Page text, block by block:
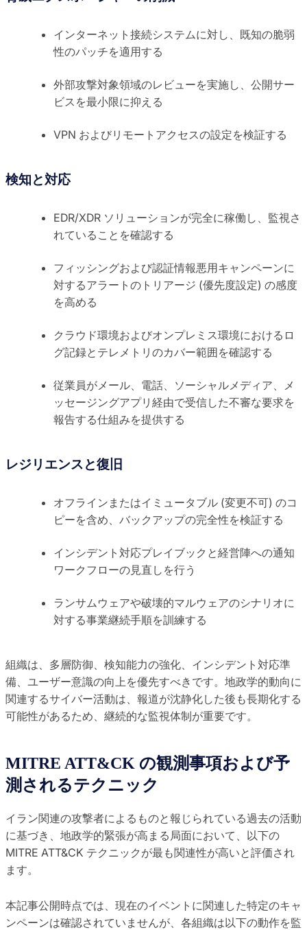
インターネット接続システムに対し、既知の脆弱
性のパッチを適用する
外部攻撃対象領域のレビューを実施し、公開サー
ビスを最小限に抑える
VPN およびリモートアクセスの設定を検証する
検知と対応
EDR/XDR ソリューションが完全に稼働し、監視さ
れていることを確認する
フィッシングおよび認証情報悪用キャンペーンに
対するアラートのトリアージ (優先度設定) の感度
を高める
クラウド環境およびオンプレミス環境におけるロ
グ記録とテレメトリのカバー範囲を確認する
従業員がメール、電話、ソーシャルメディア、メ
ッセージングアプリ経由で受信した不審な要求を
報告する仕組みを提供する
レジリエンスと復旧
オフラインまたはイミュータブル (変更不可) のコ
ピーを含め、バックアップの完全性を検証する
インシデント対応プレイブックと経営陣への通知
ワークフローの見直しを行う
ランサムウェアや破壊的マルウェアのシナリオに
対する事業継続手順を訓練する
組織は、多層防御、検知能力の強化、インシデント対応準
備、ユーザー意識の向上を優先すべきです。地政学的動向に
関連するサイバー活動は、報道が沈静化した後も長期化する
可能性があるため、継続的な監視体制が重要です。
MITRE ATT&CK の観測事項および予
測されるテクニック
イラン関連の攻撃者によるものと報じられている過去の活動
に基づき、地政学的緊張が高まる局面において、以下の
MITRE ATT&CK テクニックが最も関連性が高いと評価され
ます。
本記事公開時点では、現在のイベントに関連した特定のキャ
ンペーンは確認されていませんが、各組織は以下の動作を監